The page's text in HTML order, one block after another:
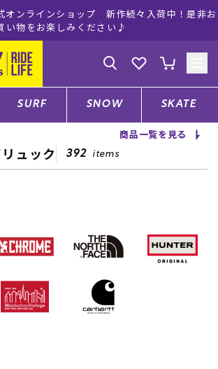
オンラインショップ 新作続々入荷中！是非お
い物をお楽しみください♪
ン 会員登録
店舗一覧
ンTOP
SURF SNOW SKATE
商品一覧を見る
ュック 392 items